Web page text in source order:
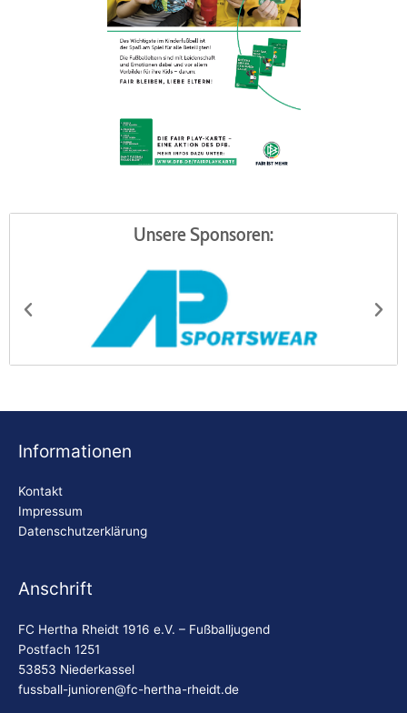
Unsere Sponsoren:
Informationen
Kontakt
Impressum
Datenschutzerklärung
Anschrift
FC Hertha Rheidt 1916 e.V. – Fußballjugend
Postfach 1251
53853 Niederkassel
fussball-junioren@fc-hertha-rheidt.de